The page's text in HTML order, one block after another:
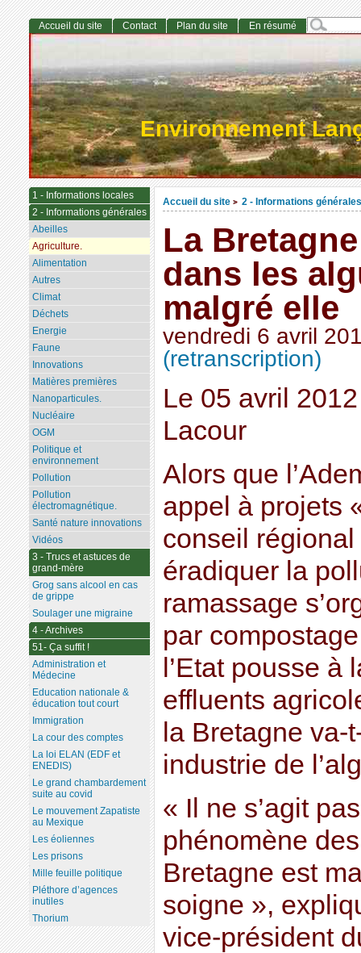
Environnement
Accueil du site > 2 - Informations générales
La
dans les
malgré elle
vendredi 6 avril
(retranscription)
Le 05 avril
Lacour
Alors que
appel à projets
conseil
éradiquer la
ramassage
par
l’Etat pousse
effluents
la Bretagne
industrie de
« Il ne s’agit
phénomène
Bretagne est
soigne »,
vice-président
Accueil du site Contact Plan du site En résumé
1 - Informations locales
2 - Informations générales
Abeilles
Agriculture.
Alimentation
Autres
Climat
Déchets
Energie
Faune
Innovations
Matières premières
Nanoparticules.
Nucléaire
OGM
Politique et
environnement
Pollution
Pollution
électromagnétique.
Santé nature innovations
Vidéos
3 - Trucs et astuces de
grand-mère
Grog sans alcool en cas
de grippe
Soulager une migraine
4 - Archives
51- Ça suffit !
Administration et
Médecine
Education nationale &
éducation tout court
Immigration
La cour des comptes
La loi ELAN (EDF et
ENEDIS)
Le grand chambardement
suite au covid
Le mouvement Zapatiste
au Mexique
Les éoliennes
Les prisons
Mille feuille politique
Pléthore d’agences
inutiles
Thorium